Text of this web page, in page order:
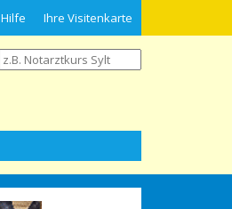
Hilfe Ihre Visitenkarte